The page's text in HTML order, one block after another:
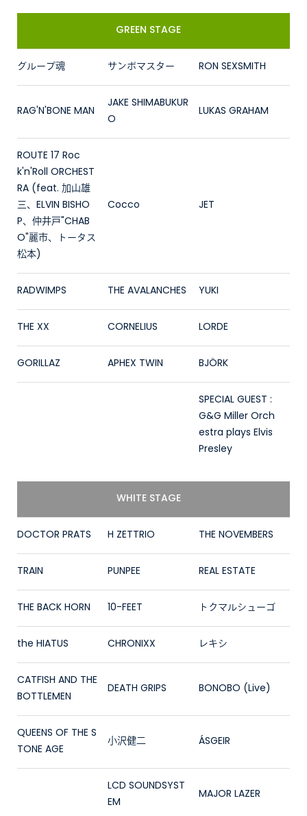
GREEN STAGE
グループ魂 サンボマスター RON SEXSMITH
RAG'N'BONE MAN
JAKE SHIMABUKUR
O
LUKAS GRAHAM
ROUTE 17 Roc
k'n'Roll ORCHEST
RA (feat. 加山雄
三、ELVIN BISHO
P、仲井戸"CHAB
O"麗市、トータス
松本)
Cocco JET
RADWIMPS THE AVALANCHES YUKI
THE XX CORNELIUS LORDE
GORILLAZ APHEX TWIN BJÖRK
SPECIAL GUEST :
G&G Miller Orch
estra plays Elvis
Presley
WHITE STAGE
DOCTOR PRATS H ZETTRIO THE NOVEMBERS
TRAIN PUNPEE REAL ESTATE
THE BACK HORN 10-FEET トクマルシューゴ
the HIATUS CHRONIXX レキシ
CATFISH AND THE
BOTTLEMEN
DEATH GRIPS BONOBO (Live)
QUEENS OF THE S
TONE AGE
小沢健二 ÁSGEIR
LCD SOUNDSYST
EM
MAJOR LAZER